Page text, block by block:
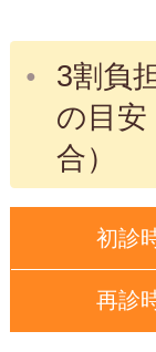
3割負
の目安
合）
初診
再診